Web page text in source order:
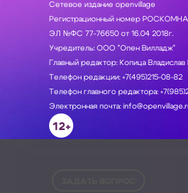
Сетевое издание openvillage
Регистрационный номер
ЭЛ №ФС 77-76650 от 16.04 2018г.
Учредитель: ООО "Опен Вилладж"
Главный редактор: Копица
Телефон редакции: +7(495)215-08-82
Телефон главного редактора:
Электронная почта:
12+